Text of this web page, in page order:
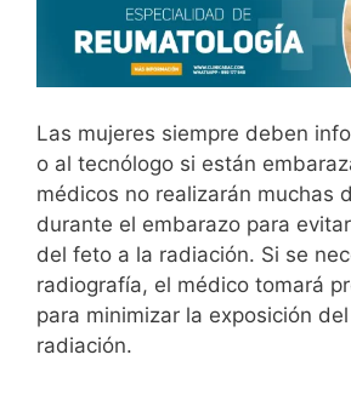
Las mujeres siempre deben
o al tecnólogo si están
médicos no realizarán muchas
durante el embarazo para
del feto a la radiación. Si se
radiografía, el médico tomará
para minimizar la exposición
radiación.